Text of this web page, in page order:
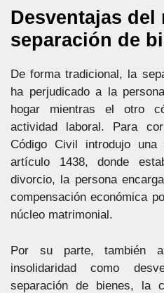
Desventajas del
separación de
De forma tradicional, la
ha perjudicado a la
hogar mientras el otro
actividad laboral. Para
Código Civil introdujo
artículo 1438, donde
divorcio, la persona
compensación económica
núcleo matrimonial.
Por su parte, también
insolidaridad como
separación de bienes, la